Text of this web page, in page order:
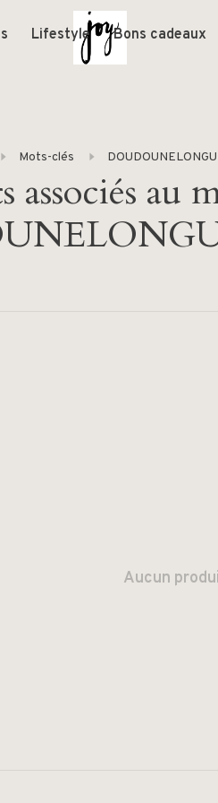
Lifestyle Bons cadeaux
Mots-clés
associés au
Aucun